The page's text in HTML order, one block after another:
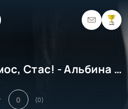
Ты просто космос, Стас! - Альбина Уральская
0 (0)